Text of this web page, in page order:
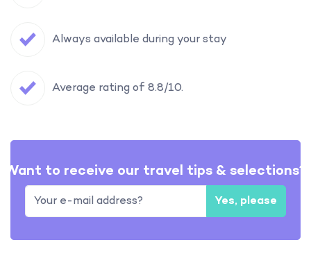
Always available during your stay
Average rating of 8.8/10.
Want to receive our travel tips & selections?
Yes, please